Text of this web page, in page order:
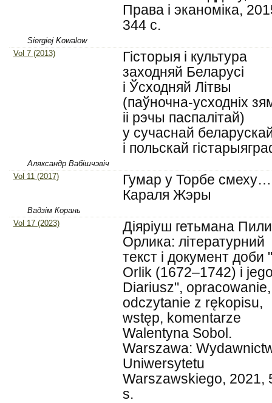
Права і эканоміка,
344 c.
Siergiej Kowalow
Vol 7 (2013)
Гісторыя і культура
заходняй Беларусі
і Ўсходняй Літвы
(паўночна-усходніх
іі рэчы паспалітай)
у сучаснай
і польскай
Аляксандр Вабішчэвіч
Vol 11 (2017)
Гумар у Торбе смеху…
Караля Жэры
Вaдзiм Корань
Vol 17 (2023)
Діяріуш гетьмана
Орлика: літературний
текст і документ доби
Orlik (1672–1742) i
Diariusz", opracowanie,
odczytanie z rękopisu,
wstęp, komentarze
Walentyna Sobol.
Warszawa:
Uniwersytetu
Warszawskiego, 2021,
s.